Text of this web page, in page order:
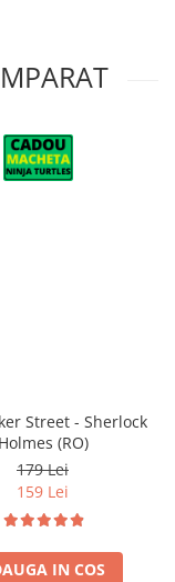
Street - Sherlock
Holmes (RO)
179 Lei
159 Lei
IN COS